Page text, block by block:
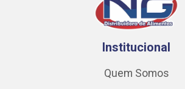
Institucional
Quem Somos